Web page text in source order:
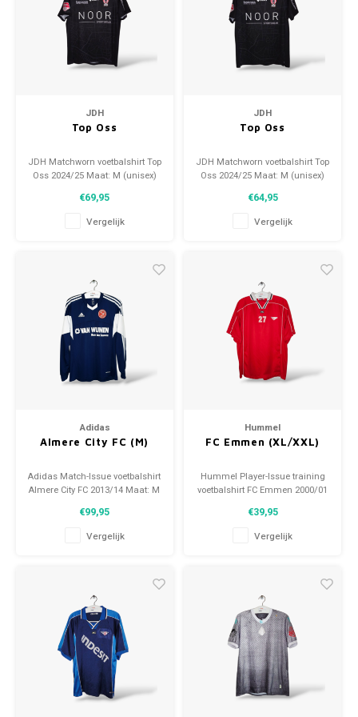
JDH
Top Oss
JDH Matchworn voetbalshirt Top
Oss 2024/25 Maat: M (unisex)
€69,95
Vergelijk
JDH
Top Oss
JDH Matchworn voetbalshirt Top
Oss 2024/25 Maat: M (unisex)
€64,95
Vergelijk
Adidas
Almere City FC (M)
Adidas Match-Issue voetbalshirt
Almere City FC 2013/14 Maat: M
(gebruikt)
€99,95
Vergelijk
Hummel
FC Emmen (XL/XXL)
Hummel Player-Issue training
voetbalshirt FC Emmen 2000/01
Conditie: 9.5/10 (gebruikt)
€39,95
Vergelijk